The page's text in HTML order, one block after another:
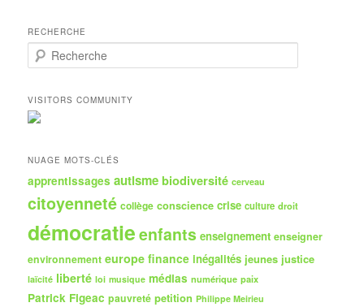
RECHERCHE
e
h
e
r
h
VISITORS COMMUNITY
NUAGE MOTS-CLÉS
apprentissages autisme biodiversité cerveau
citoyenneté collège conscience crise culture droit
démocratieenfants enseignement enseigner
environnement europe finance inégalités jeunes justice
laïcité liberté loi musique médias numérique paix
Patrick Figeac pauvreté petition Philippe Meirieu